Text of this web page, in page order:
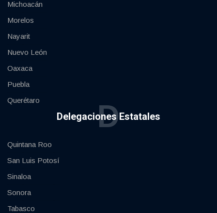
Michoacán
Morelos
Nayarit
Nuevo León
Oaxaca
Puebla
Querétaro
Delegaciones Estatales
D
Quintana Roo
San Luis Potosí
Sinaloa
Sonora
Tabasco